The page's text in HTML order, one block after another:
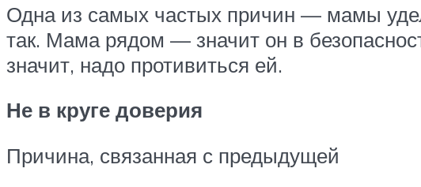
Одна из самых частых причин — мамы
так. Мама рядом — значит он в
значит, надо противиться ей.
Не в круге доверия
Причина, связанная с предыдущей